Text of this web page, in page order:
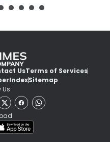
UsTerms of Services
IndexSitemap
Us